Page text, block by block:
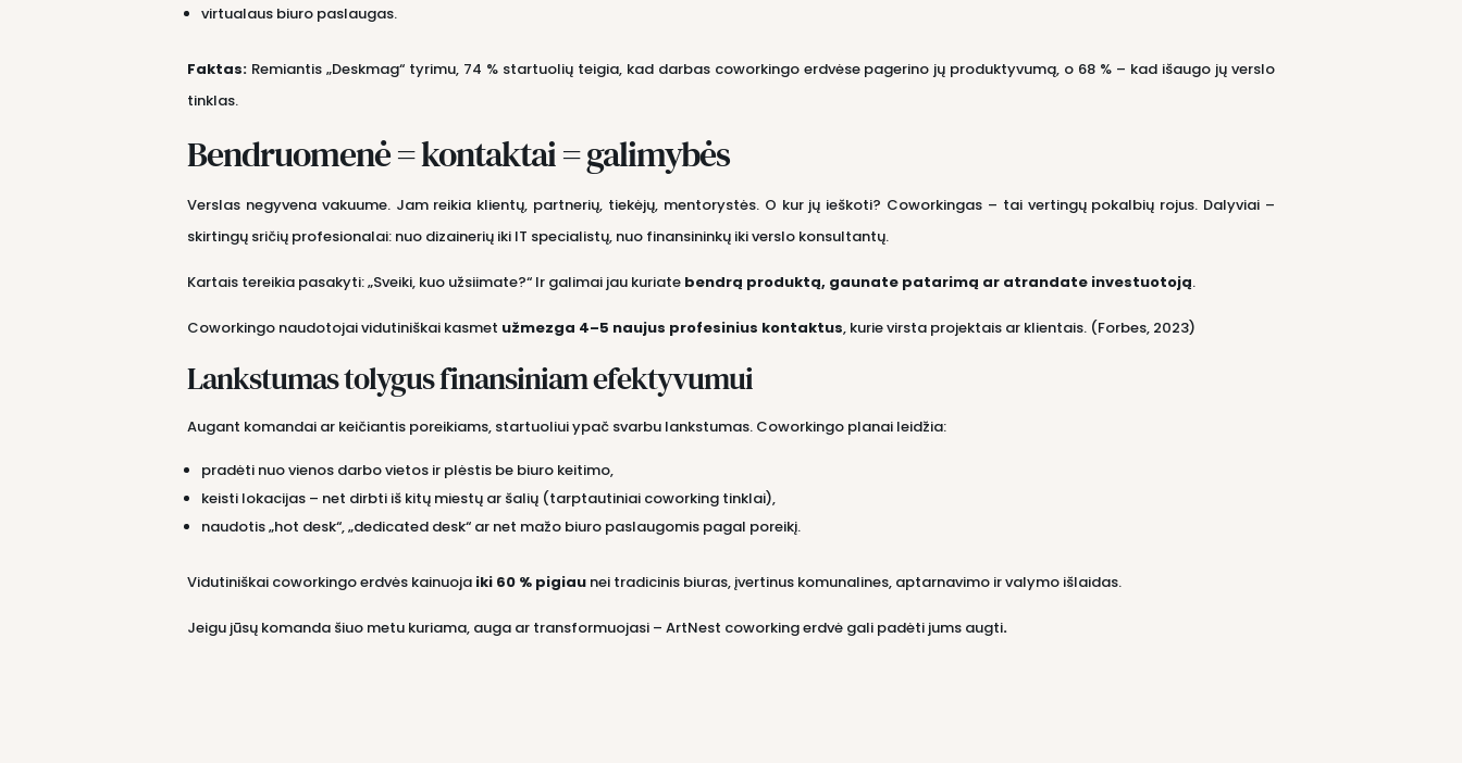
virtualaus biuro paslaugas.
Faktas: Remiantis „Deskmag“ tyrimu, 74 % startuolių teigia, kad darbas coworkingo erdvėse pagerino jų produktyvumą, o 68 % – kad išaugo jų verslo
tinklas.
Bendruomenė = kontaktai = galimybės
Verslas negyvena vakuume. Jam reikia klientų, partnerių, tiekėjų, mentorystės. O kur jų ieškoti? Coworkingas – tai vertingų pokalbių rojus. Dalyviai –
skirtingų sričių profesionalai: nuo dizainerių iki IT specialistų, nuo finansininkų iki verslo konsultantų.
Kartais tereikia pasakyti: „Sveiki, kuo užsiimate?“ Ir galimai jau kuriate bendrą produktą, gaunate patarimą ar atrandate investuotoją.
Coworkingo naudotojai vidutiniškai kasmet užmezga 4–5 naujus profesinius kontaktus, kurie virsta projektais ar klientais. (Forbes, 2023)
Lankstumas tolygus finansiniam efektyvumui
Augant komandai ar keičiantis poreikiams, startuoliui ypač svarbu lankstumas. Coworkingo planai leidžia:
pradėti nuo vienos darbo vietos ir plėstis be biuro keitimo,
keisti lokacijas – net dirbti iš kitų miestų ar šalių (tarptautiniai coworking tinklai),
naudotis „hot desk“, „dedicated desk“ ar net mažo biuro paslaugomis pagal poreikį.
Vidutiniškai coworkingo erdvės kainuoja iki 60 % pigiau nei tradicinis biuras, įvertinus komunalines, aptarnavimo ir valymo išlaidas.
Jeigu jūsų komanda šiuo metu kuriama, auga ar transformuojasi – ArtNest coworking erdvė gali padėti jums augti.